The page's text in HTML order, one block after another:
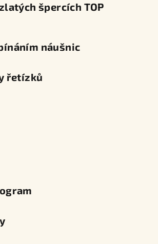
špercích TOP
náušnic
řetízků